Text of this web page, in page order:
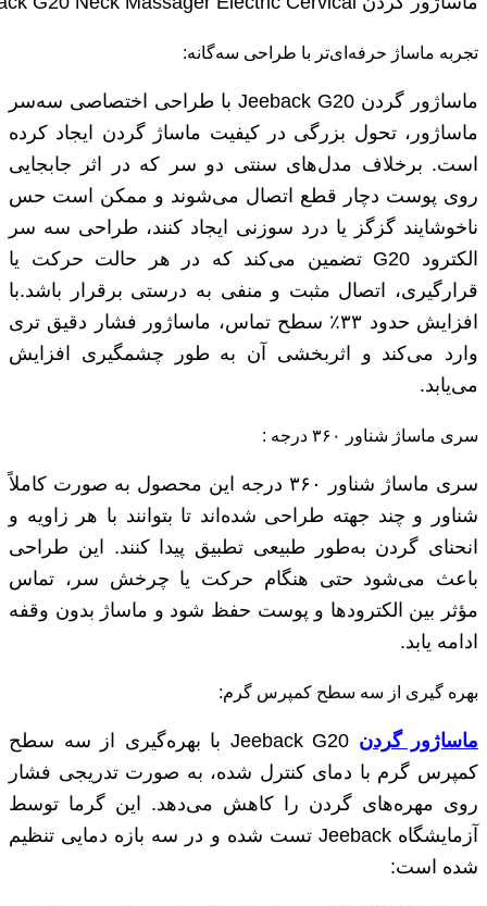
تجربه ماساژ حرفه‌ای‌تر با طراحی سه‌گانه:
ماساژور گردن Jeeback G20 با طراحی اختصاصی سه‌سر
ماساژور، تحول بزرگی در کیفیت ماساژ گردن ایجاد کرده
است. برخلاف مدل‌های سنتی دو سر که در اثر جابجایی
روی پوست دچار قطع اتصال می‌شوند و ممکن است حس
ناخوشایند گزگز یا درد سوزنی ایجاد کنند، طراحی سه‌ سر
الکترود G20 تضمین می‌کند که در هر حالت حرکت یا
قرارگیری، اتصال مثبت و منفی به‌ درستی برقرار باشد.با
افزایش حدود ۳۳٪ سطح تماس، ماساژور فشار دقیق ‌تری
وارد می‌کند و اثربخشی آن به‌ طور چشمگیری افزایش
می‌یابد.
سری ماساژ شناور ۳۶۰ درجه :
سری ماساژ شناور ۳۶۰ درجه این محصول به‌ صورت کاملاً
شناور و چند جهته طراحی شده‌اند تا بتوانند با هر زاویه و
انحنای گردن به‌طور طبیعی تطبیق پیدا کنند. این طراحی
باعث می‌شود حتی هنگام حرکت یا چرخش سر، تماس
مؤثر بین الکترودها و پوست حفظ شود و ماساژ بدون وقفه
ادامه یابد.
بهره گیری از سه سطح کمپرس گرم:
ماساژور گردن
Jeeback G20 با بهره‌گیری از سه سطح
کمپرس گرم با دمای کنترل ‌شده، به‌ صورت تدریجی فشار
روی مهره‌های گردن را کاهش می‌دهد. این گرما توسط
آزمایشگاه Jeeback تست شده و در سه بازه دمایی تنظیم
شده است: